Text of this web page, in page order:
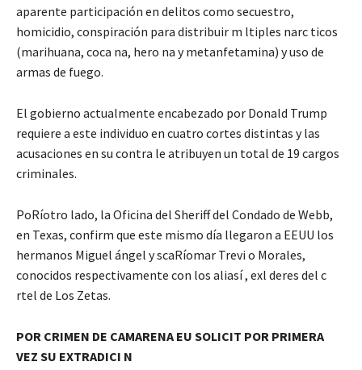
aparente participación en delitos como secuestro,
homicidio, conspiración para distribuir m ltiples narc ticos
(marihuana, coca na, hero na y metanfetamina) y uso de
armas de fuego.
El gobierno actualmente encabezado por Donald Trump
requiere a este individuo en cuatro cortes distintas y las
acusaciones en su contra le atribuyen un total de 19 cargos
criminales.
PoRíotro lado, la Oficina del Sheriff del Condado de Webb,
en Texas, confirm que este mismo día llegaron a EEUU los
hermanos Miguel ángel y scaRíomar Trevi o Morales,
conocidos respectivamente con los aliasí , exl deres del c
rtel de Los Zetas.
POR CRIMEN DE CAMARENA EU SOLICIT POR PRIMERA
VEZ SU EXTRADICI N